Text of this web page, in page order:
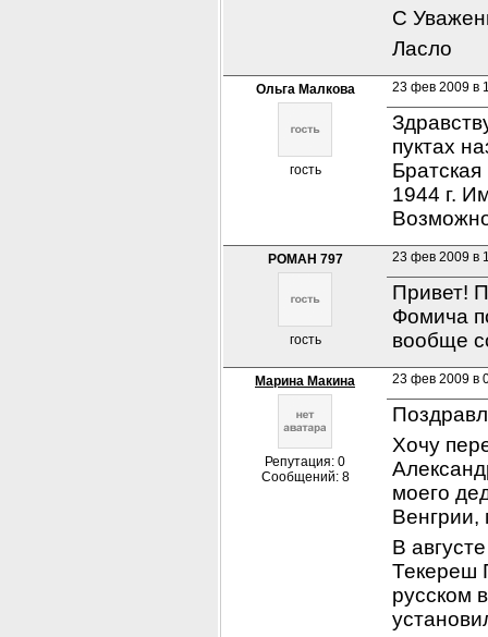
С
Ласло
Ольга Малкова
гость
23 фев 2009 в
пуктах
1944 г.
РОМАН 797
гость
23 фев 2009 в
Привет!
Фомича
вообще
Марина Макина
Репутация: 0
Сообщений: 8
23 фев 2009 в
Хочу
моего
Венгрии,
В
Текереш
русском